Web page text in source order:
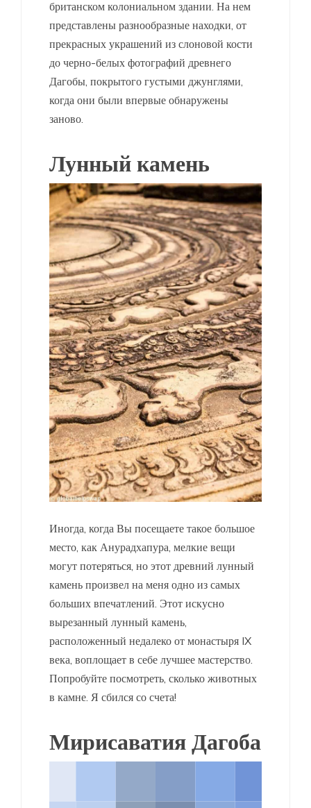
британском колониальном здании. На нем
представлены разнообразные находки, от
прекрасных украшений из слоновой кости
до черно-белых фотографий древнего
Дагобы, покрытого густыми джунглями,
когда они были впервые обнаружены
заново.
Лунный камень
Иногда, когда Вы посещаете такое большое
место, как Анурадхапура, мелкие вещи
могут потеряться, но этот древний лунный
камень произвел на меня одно из самых
больших впечатлений. Этот искусно
вырезанный лунный камень,
расположенный недалеко от монастыря IX
века, воплощает в себе лучшее мастерство.
Попробуйте посмотреть, сколько животных
в камне. Я сбился со счета!
Мирисаватия Дагоба